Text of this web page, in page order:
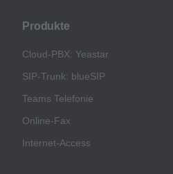
Produkte
Cloud-PBX: Yeastar
SIP-Trunk: blueSIP
Teams Telefonie
Online-Fax
Internet-Access